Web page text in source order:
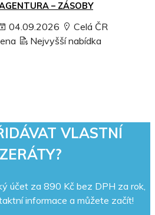
– ZÁSOBY
04.09.2026
Celá ČR
Nejvyšší nabídka
VLASTNÍ
účet za 890 Kč bez DPH za rok,
informace a můžete začít!